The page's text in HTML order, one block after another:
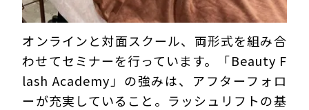
オンラインと対面スクール、両形式を組み合
わせてセミナーを行っています。「Beauty F
lash Academy」の強みは、アフターフォロ
ーが充実していること。ラッシュリフトの基